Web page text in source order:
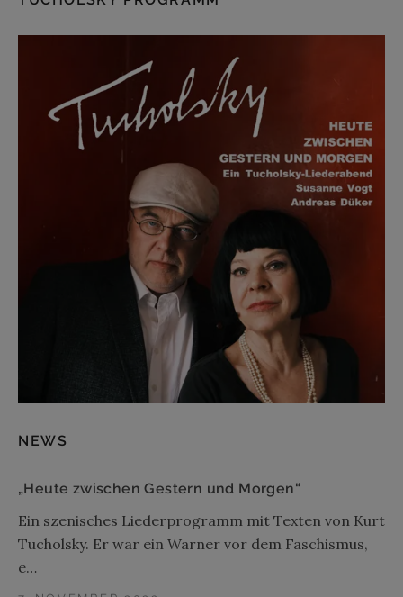
NEWS
„Heute zwischen Gestern und Morgen“
Ein szenisches Liederprogramm mit Texten von Kurt
Tucholsky. Er war ein Warner vor dem Faschismus,
e…